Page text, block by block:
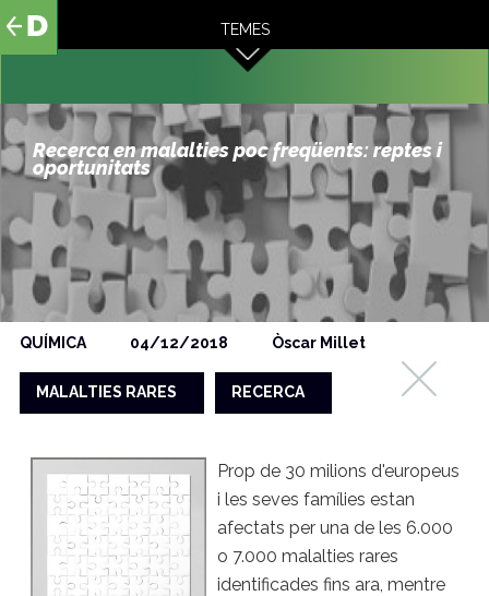
contingut
TEMES
Recerca en malalties poc freqüents: reptes i
oportunitats
QUÍMICA 04/12/2018 Òscar Millet
MALALTIES RARES RECERCA
Prop de 30 milions d'europeus
i les seves famílies estan
afectats per una de les 6.000
o 7.000 malalties rares
identificades fins ara, mentre